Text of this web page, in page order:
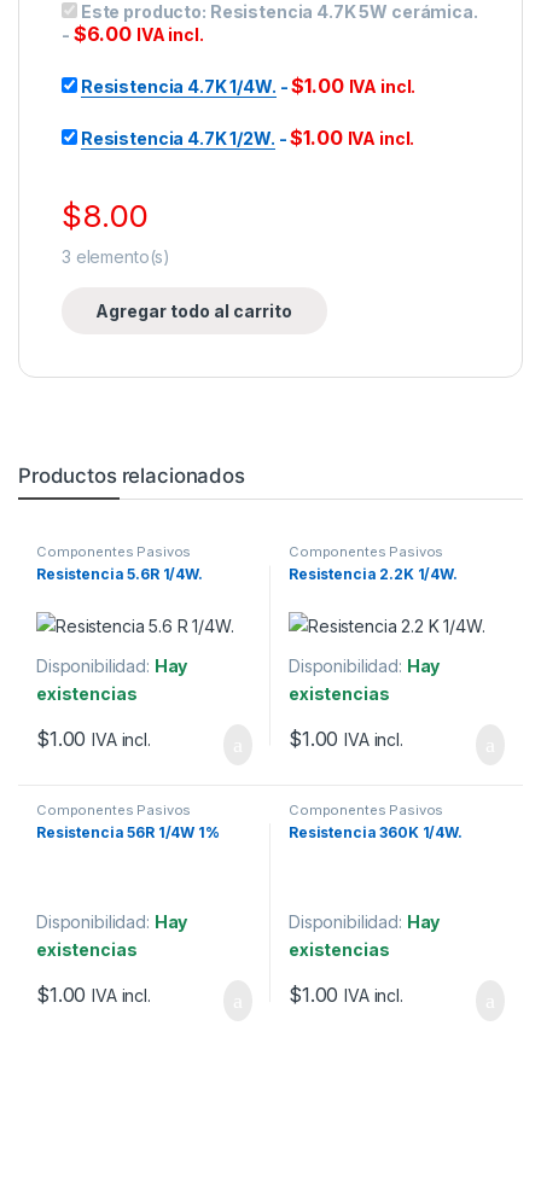
Este producto: Resistencia 4.7K 5W cerámica.
- $6.00 IVA incl.
Resistencia 4.7K 1/4W. -$1.00 IVA incl.
Resistencia 4.7K 1/2W. -$1.00 IVA incl.
$8.00
3 elemento(s)
Agregar todo al carrito
Productos relacionados
Componentes Pasivos
Resistencia 5.6R 1/4W.
Disponibilidad: Hay
existencias
$1.00 IVA incl.
Componentes Pasivos
Resistencia 2.2K 1/4W.
Disponibilidad: Hay
existencias
$1.00 IVA incl.
Componentes Pasivos
Resistencia 56R 1/4W 1%
Disponibilidad: Hay
existencias
$1.00 IVA incl.
Componentes Pasivos
Resistencia 360K 1/4W.
Disponibilidad: Hay
existencias
$1.00 IVA incl.